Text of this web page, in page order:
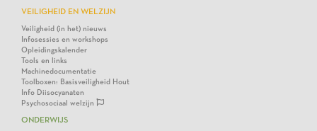
VEILIGHEID EN WELZIJN
Veiligheid (in het) nieuws
Infosessies en workshops
Opleidingskalender
Tools en links
Machinedocumentatie
Toolboxen: Basisveiligheid Hout
Info Diisocyanaten
Psychosociaal welzijn
ONDERWIJS